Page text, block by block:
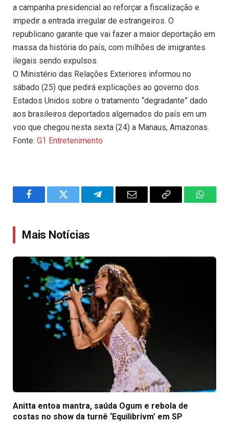
a campanha presidencial ao reforçar a fiscalização e
impedir a entrada irregular de estrangeiros. O
republicano garante que vai fazer a maior deportação em
massa da história do país, com milhões de imigrantes
ilegais sendo expulsos.
O Ministério das Relações Exteriores informou no
sábado (25) que pedirá explicações ao governo dos
Estados Unidos sobre o tratamento “degradante” dado
aos brasileiros deportados algemados do país em um
voo que chegou nesta sexta (24) a Manaus, Amazonas.
Fonte: G1 Entretenimento
FacebookTwitter TelegramEmail
Copy
Mais Notícias
Anitta entoa mantra, saúda Ogum e rebola de
costas no show da turnê ‘Equilibrivm’ em SP